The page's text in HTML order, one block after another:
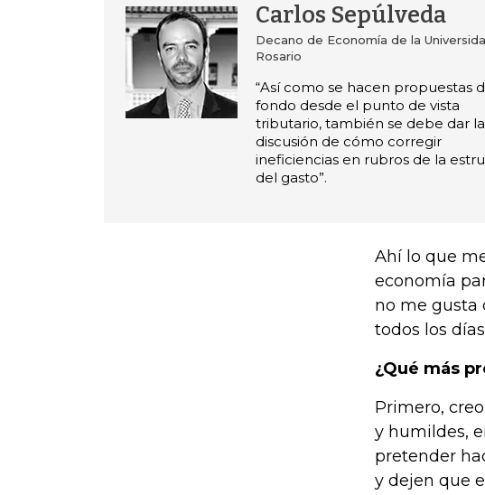
Carlos Sepúlveda
Decano de Economía de la
Rosario
“Así como se hacen propuestas
fondo desde el punto de vista
tributario, también se debe dar la
discusión de cómo corregir
ineficiencias en rubros de la
del gasto”.
Ahí lo que
economía
no me gusta
todos los
¿Qué más
Primero,
y humildes,
pretender
y dejen que